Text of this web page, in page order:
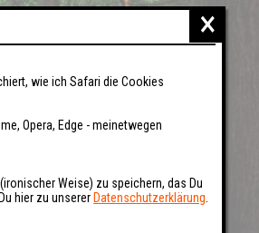
×
wie ich Safari die Cookies
Opera, Edge - meinetwegen
Weise) zu speichern, das Du
hier zu unserer Datenschutzerklärung